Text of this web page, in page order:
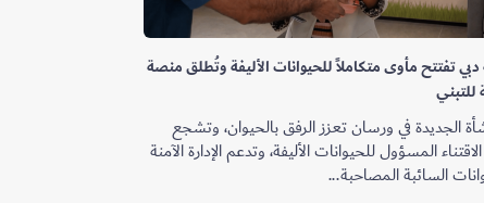
دبي تفتتح مأوى متكاملاً للحيوانات الأليفة وتُطلق منصة
للتبني
الجديدة في ورسان تعزز الرفق بالحيوان، وتشجع
المسؤول للحيوانات الأليفة، وتدعم الإدارة الآمنة
السائبة المصاحبة...